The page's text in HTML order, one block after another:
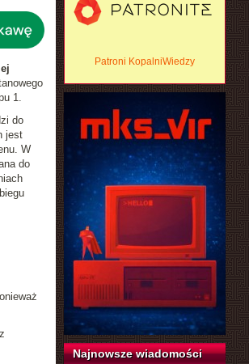
1.
do
jest
W
do
Patroni KopalniWiedzy
Najnowsze wiadomości